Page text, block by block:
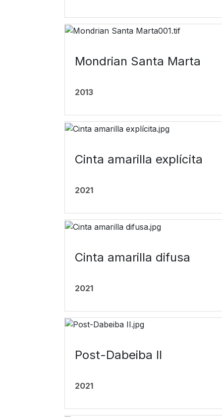
Mondrian Santa Marta
2013
Cinta amarilla explícita
2021
Cinta amarilla difusa
2021
Post-Dabeiba II
2021